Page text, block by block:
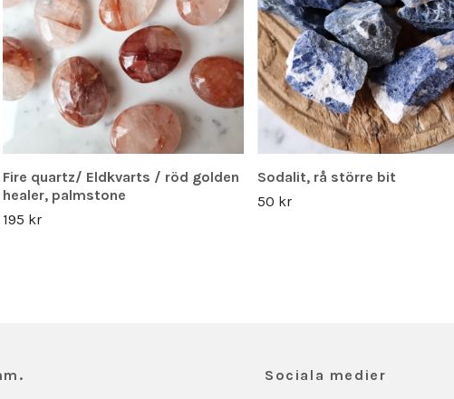
Fire quartz/ Eldkvarts / röd golden
healer, palmstone
195 kr
Sodalit, rå större bit
50 kr
Sociala medier